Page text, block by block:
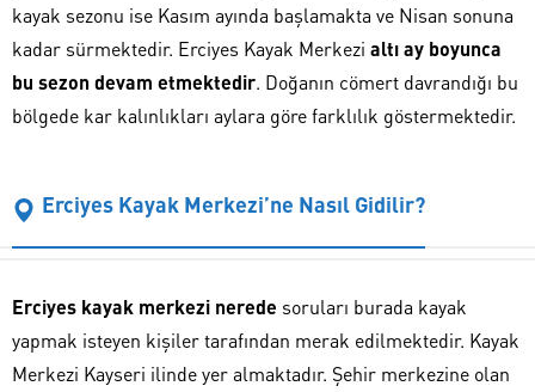
kayak sezonu ise Kasım ayında başlamakta ve Nisan sonuna
kadar sürmektedir. Erciyes Kayak Merkezi altı ay boyunca
bu sezon devam etmektedir. Doğanın cömert davrandığı bu
bölgede kar kalınlıkları aylara göre farklılık göstermektedir.
Erciyes Kayak Merkezi’ne Nasıl Gidilir?
Erciyes kayak merkezi nerede soruları burada kayak
yapmak isteyen kişiler tarafından merak edilmektedir. Kayak
Merkezi Kayseri ilinde yer almaktadır. Şehir merkezine olan